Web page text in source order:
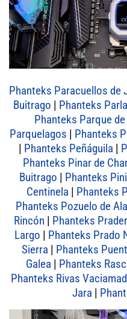
Phanteks Paracuellos de
Buitrago | Phanteks Parla
Phanteks Parque
Parquelagos | Phanteks
| Phanteks Peñáguila |
Phanteks Pinar de
Buitrago | Phanteks
Centinela | Phanteks
Phanteks Pozuelo de
Rincón | Phanteks
Largo | Phanteks Prado
Sierra | Phanteks
Galea | Phanteks
Phanteks Rivas
Jara |